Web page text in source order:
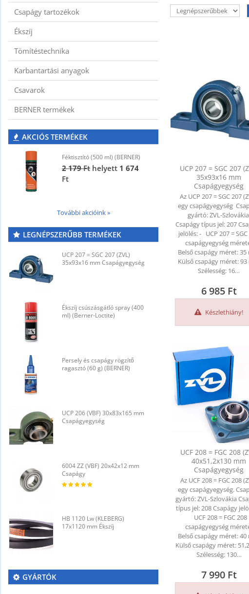
UCP 207 = SGC 207
35x93x16 mm
Csapágyegység
Az UCP 207 = SGC 207
egy csapágyegység
gyártó: ZVL-Szlovákia
Csapágy típus jel: 207
jelölés: - UCP 207 =
csapágyegység
Belső csapágy méret: 35
Külső csapágy méret:
Szélesség: 16…
6 985 Ft
Készlethiány!
UCF 208 = FGC 208
40x51,2x130 mm
Csapágyegység
Az UCF 208 = FGC 208
egy csapágyegység.
gyártó: ZVL-Szlovákia
típus jel: 208 Csapágy
UCF 208 = FGC 208
csapágyegység
Belső csapágy méret: 40
Külső csapágy méret:
Szélesség: 130…
7 990 Ft
Csapágy tartozékok
Ékszíj
Tömítéstechnika
Karbantartási anyagok
Csavarok
BERNER termékek
AKCIÓS TERMÉKEK
Féktisztító (500 ml) (BERNER)
2 179 Ft helyett 1 674
Ft
2 179 Ft
Ft
További akcióink »
LEGNÉPSZERŰBB TERMÉKEK
UCP 207 = SGC 207 (ZVL)
35x93x16 mm Csapágyegység
Ékszíj csúszásgátló spray (400
ml) (Berner-Loctite)
Persely és csapágy rögzítő
ragasztó (60 g) (BERNER)
UCP 206 (VBF) 30x83x165 mm
Csapágyegység
6004 ZZ (VBF) 20x42x12 mm
Csapágy
HB 1120 Lw (KLEBERG)
17x1120 mm Ékszíj
UCP 207 =
35x93x16
ml) (Berner-
Persely és
ragasztó (60
UCP 206
6004 ZZ
Csapágy
HB 1120 Lw
17x1120 mm
GYÁRTÓK